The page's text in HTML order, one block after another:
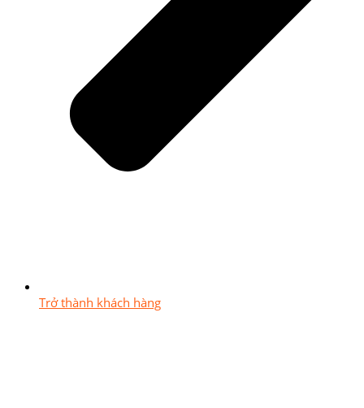
Trở thành khách hàng